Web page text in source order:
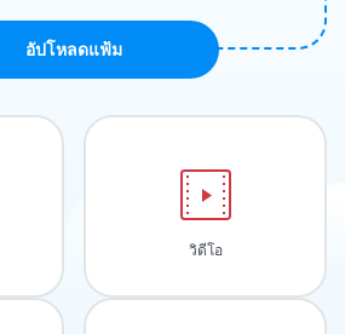
อัปโหลดแฟ้ม
วิดีโอ